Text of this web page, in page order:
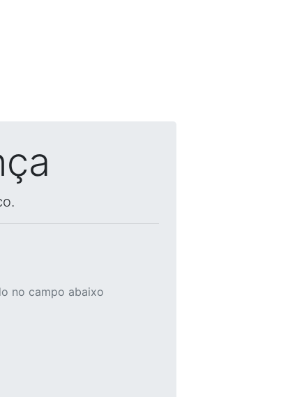
no campo abaixo